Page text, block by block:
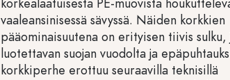
vaaleansinisessä sävyssä. Näiden korkkien
pääominaisuutena on erityisen tiivis sulku,
luotettavan suojan vuodolta ja
korkkiperhe erottuu seuraavilla teknisillä